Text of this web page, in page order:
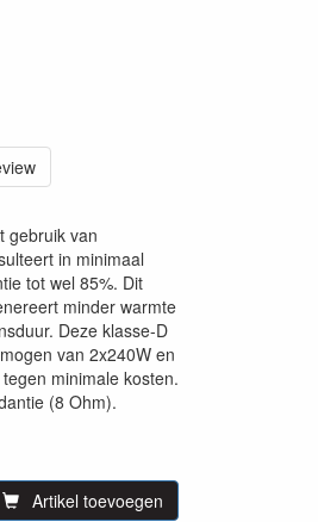
gebruik van
in minimaal
tot wel 85%. Dit
minder warmte
Deze klasse-D
van 2x240W en
minimale kosten.
(8 Ohm).
Artikel toevoegen